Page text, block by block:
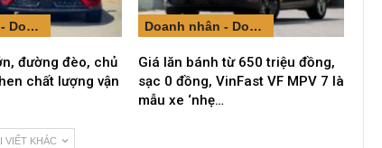
Doanh nhân - Doanh nghiệp
đường đèo, chủ
chất lượng vận
Doanh nhân - Doanh nghiệp
Giá lăn bánh từ 650 triệu đồng,
sạc 0 đồng, VinFast VF MPV 7 là
mẫu xe ‘nhẹ…
VIẾT KHÁC